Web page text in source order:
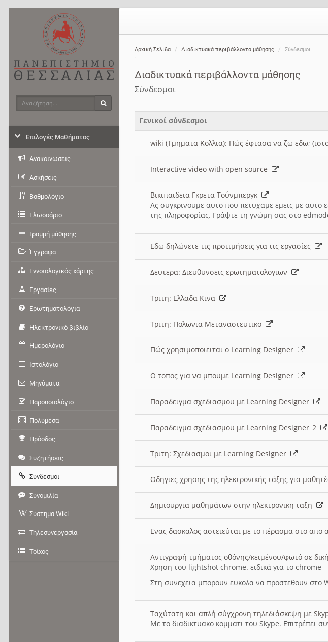
Αρχική Σελίδα Διαδικτυακά περιβάλλοντα μάθησης Σύνδεσμοι
Διαδικτυακά περιβάλλοντα μάθησης
Σύνδεσμοι
Γενικοί σύνδεσμοι
wiki (Τμηματα Κολλια): Πώς έφτασα να ζω εδω;
Interactive video with open source
Βικιπαιδεια Γκρετα Τούνμπεργκ
Ας συγκρινουμε αυτο που πετυχαμε εμεις με αυτο
της πληροφορίας. Γράψτε τη γνώμη σας στο
Εδω δηλώνετε τις προτιμήσεις για τις εργασίες
Δευτερα: Διευθυνσεις ερωτηματολογιων
Τριτη: Ελλαδα Κινα
Τριτη: Πολωνια Μεταναστευτικο
Πώς χρησιμοποιειται ο Learning Designer
O τοπος για να μπουμε Learning Designer
Παραδειγμα σχεδιασμου με Learning Designer
Παραδειγμα σχεδιασμου με Learning Designer_2
Τριτη: Σχεδιασμοι με Learning Designer
Οδηγιες χρησης της ηλεκτρονικής τάξης για
Δημιουργια μαθημάτων στην ηλεκτρονικη ταξη
Ενας δασκαλος αστειεύται με το πέρασμα στο
Αντιγραφή τμήματος οθόνης/κειμένου/φωτό σε
Χρηση του lightshot chrome. ειδικά για το chrome
Στη συνεχεια μπορουν ευκολα να προστεθουν στο
Ταχύτατη και απλή σύγχρονη τηλεδιάσκεψη με
Με το διαδικτυακο κομματι του Skype.
Αναζήτηση
Επιλογές Μαθήματος
Ανακοινώσεις
Ασκήσεις
Βαθμολόγιο
Γλωσσάριο
Γραμμή μάθησης
Έγγραφα
Εννοιολογικός χάρτης
Εργασίες
Ερωτηματολόγια
Ηλεκτρονικό βιβλίο
Ημερολόγιο
Ιστολόγιο
Μηνύματα
Παρουσιολόγιο
Πολυμέσα
Πρόοδος
Συζητήσεις
Σύνδεσμοι
Συνομιλία
Σύστημα Wiki
Τηλεσυνεργασία
Τοίχος